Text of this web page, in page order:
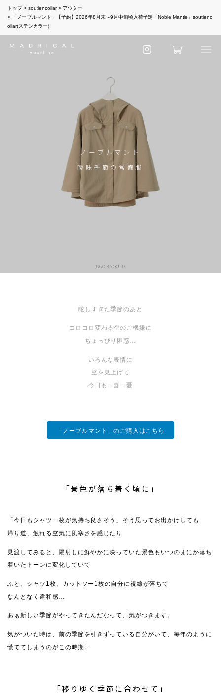
トップ soutiencollar
アウター
「ノーブルマント」【予約】2026年8月末～9月中旬頃入荷予定「Noble Mantle」soutienc
ollar(ステンカラー)
ノーブルマント
曖昧季節の常備服
眩しすぎた季節のあと
コロコロ変わる空のご機嫌に
ちょっぴり困惑…
いろんな表情に
空を見上げて
今日も一喜一憂
「ノーブルマント」のご購入はこちら
「景色が落ち着く頃に」
「今日もシャツ一枚が気持ち良さそう」そう思ってお出かけしても
帰り道、触れる空気に肌寒さを感じたり
見渡してみると、陽射しに鮮やかに映っていた景色もいつのまにか落ち
着いたトーンに変化していて
ふと、シャツ1枚、カットソー1枚の自分に視線が落ちて
なんとなく違和感…
あぁ新しい季節がやってきたんだなって、気がつきます。
気がついた時は、前の季節を引きずっている自分がいて、毎年のように
慌ててしまうのがこの時期…
「移りゆく季節に合わせて」